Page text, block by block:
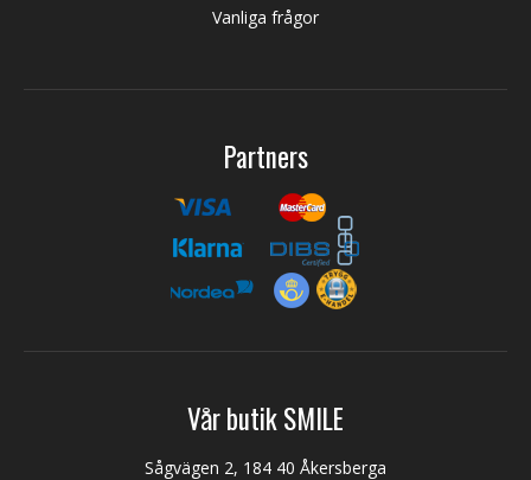
Vanliga frågor
Partners
Vår butik SMILE
Sågvägen 2, 184 40 Åkersberga